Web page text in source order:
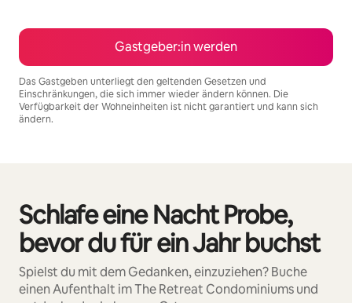
Gastgeber:in werden
Das Gastgeben unterliegt den geltenden Gesetzen und
Einschränkungen, die sich immer wieder ändern können. Die
Verfügbarkeit der Wohneinheiten ist nicht garantiert und kann sich
ändern.
Schlafe eine Nacht Probe,
bevor du für ein Jahr buchst
Spielst du mit dem Gedanken, einzuziehen? Buche
einen Aufenthalt im The Retreat Condominiums und
0 von 0 Artikeln